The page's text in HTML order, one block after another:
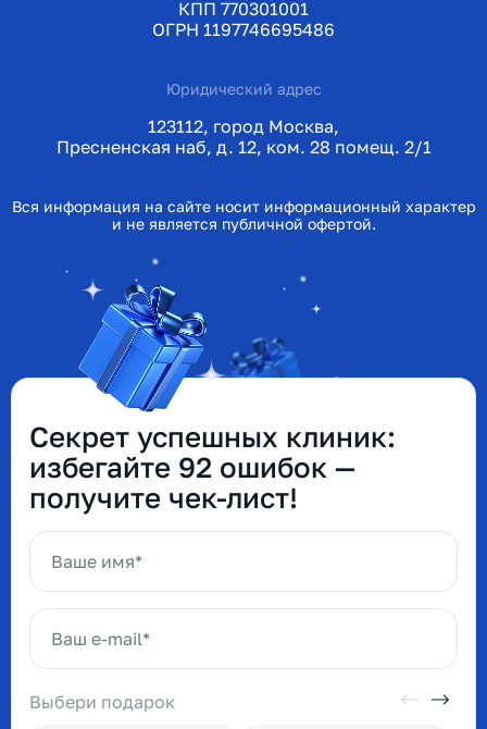
КПП 770301001
ОГРН 1197746695486
Юридический адрес
123112, город Москва,
Пресненская наб, д. 12, ком. 28 помещ. 2/1
Вся информация на сайте носит информационный характер
и не является публичной офертой.
Секрет успешных клиник:
избегайте 92 ошибок —
получите чек-лист!
Выбери подарок